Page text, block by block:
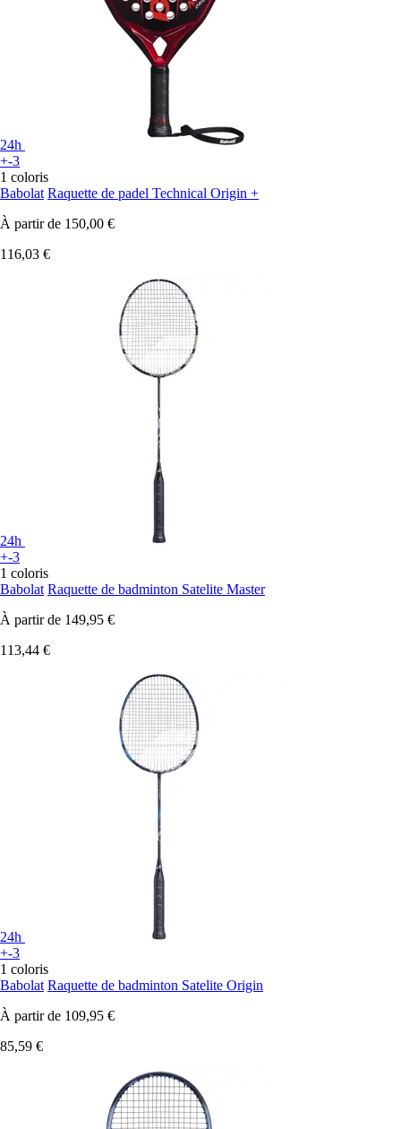
24h
+-3
1 coloris
Babolat Raquette de padel Technical Origin +
À partir de 150,00 €
116,03 €
24h
+-3
1 coloris
Babolat Raquette de badminton Satelite Master
À partir de 149,95 €
113,44 €
24h
+-3
1 coloris
Babolat Raquette de badminton Satelite Origin
À partir de 109,95 €
85,59 €